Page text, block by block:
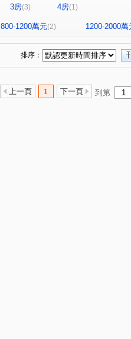
(1) 水岸一街(1)
3房(3) 4房(1)
800-1200萬元(2) 1200-2000萬
排序：
上一頁 1 下一頁 到第